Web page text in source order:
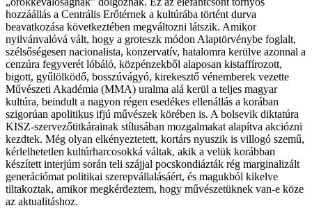
hozzáállás a Centrális Erőtérnek a kultúrába történt durva
beavatkozása következtében megváltozni látszik. Amikor
nyilvánvalóvá vált, hogy a groteszk módon Alaptörvénybe foglalt,
szélsőségesen nacionalista, konzervatív, hatalomra kerülve azonnal a
cenzúra fegyverét lóbáló, közpénzekből alaposan kistaffírozott,
bigott, gyűlölködő, bosszúvágyó, kirekesztő vénemberek vezette
Művészeti Akadémia (MMA) uralma alá kerül a teljes magyar
kultúra, beindult a nagyon régen esedékes ellenállás a korában
szigorúan apolitikus ifjú művészek körében is. A bolsevik diktatúra
KISZ-szervezőtitkárainak stílusában mozgalmakat alapítva akciózni
kezdtek. Még olyan elkényeztetett, kortárs nyuszik is villogó szemű,
kérlelhetetlen kultúrharcosokká váltak, akik a velük korábban
készített interjúm során teli szájjal pocskondiázták rég marginalizált
generációmat politikai szerepvállalásáért, és magukból kikelve
tiltakoztak, amikor megkérdeztem, hogy művészetüknek van-e köze
az aktualitáshoz.